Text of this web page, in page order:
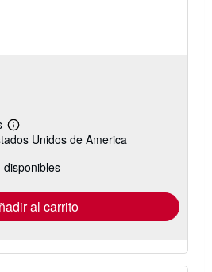
Más
información
las
tarifas
envío
Unidos de America
disponibles
al carrito